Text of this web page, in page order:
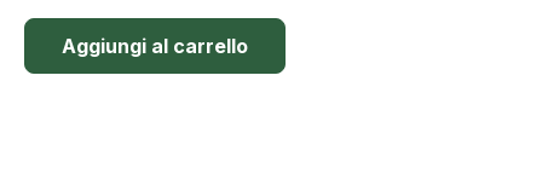
Aggiungi al carrello